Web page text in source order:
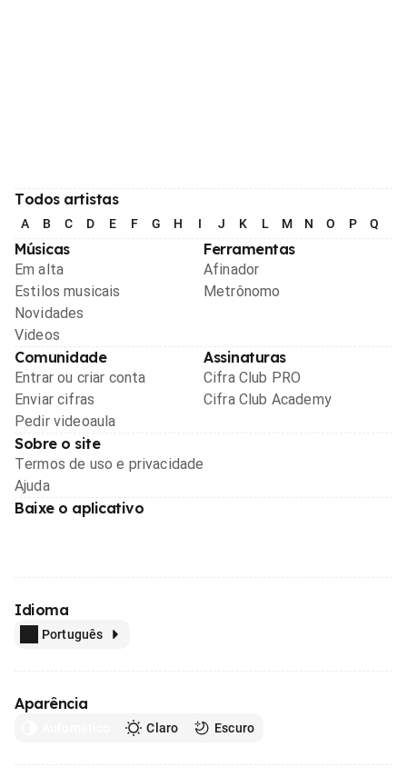
Todos artistas
A B C D E F G H I J K L M N O P Q
Músicas
Em alta
Estilos musicais
Novidades
Videos
Ferramentas
Afinador
Metrônomo
Comunidade
Entrar ou criar conta
Enviar cifras
Pedir videoaula
Assinaturas
Cifra Club PRO
Cifra Club Academy
Sobre o site
Termos de uso e privacidade
Ajuda
Baixe o aplicativo
Idioma
Português
Aparência
Claro Escuro